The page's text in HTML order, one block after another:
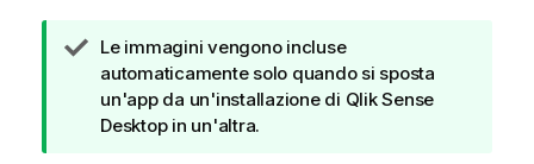
N
o
t
a
Le immagini vengono incluse
automaticamente solo quando si sposta
un'app da un'installazione di Qlik Sense
Desktopin un'altra.